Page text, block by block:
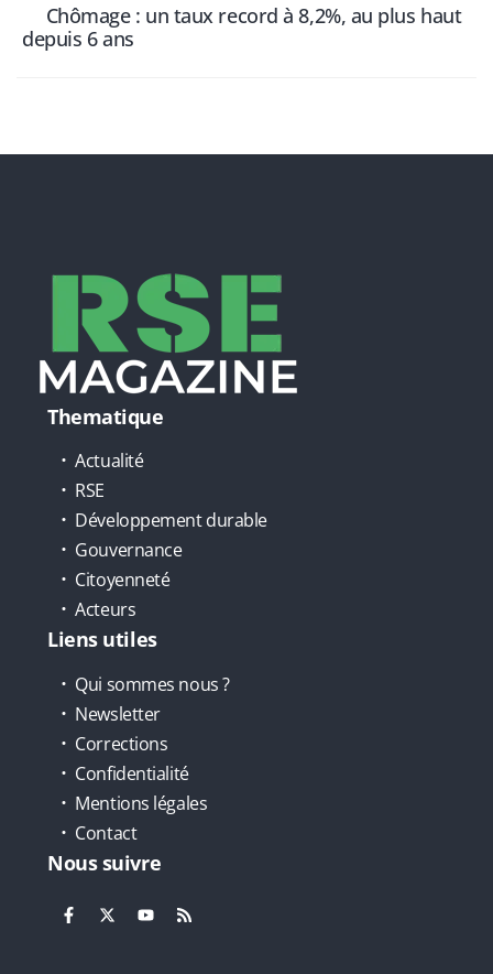
Chômage : un taux record à 8,2%, au plus haut
depuis 6 ans
Thematique
Actualité
RSE
Développement durable
Gouvernance
Citoyenneté
Acteurs
Liens utiles
Qui sommes nous ?
Newsletter
Corrections
Confidentialité
Mentions légales
Contact
Nous suivre